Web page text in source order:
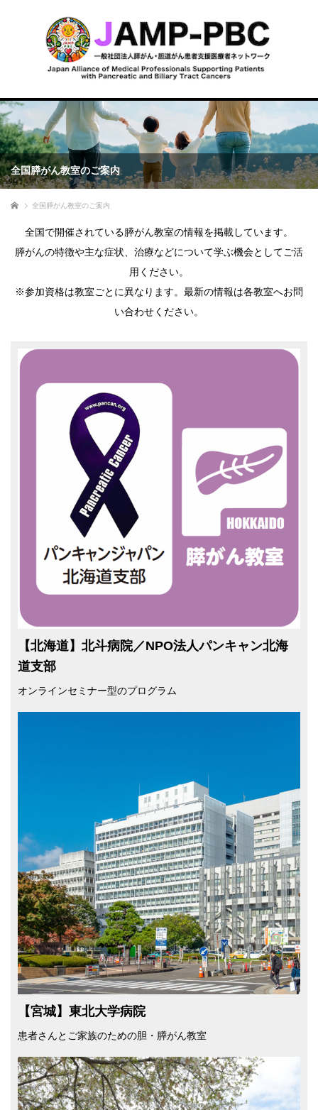
全国膵がん教室のご案内
ホーム 全国膵がん教室のご案内
全国で開催されている膵がん教室の情報を掲載しています。
膵がんの特徴や主な症状、治療などについて学ぶ機会としてご活
用ください。
※参加資格は教室ごとに異なります。最新の情報は各教室へお問
い合わせください。
【北海道】北⽃病院／NPO法⼈パンキャン北海
道⽀部
オンラインセミナー型のプログラム
【宮城】東北大学病院
患者さんとご家族のための胆・膵がん教室